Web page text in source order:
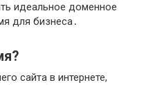
идеальное доменное
для бизнеса․
сайта в интернете,